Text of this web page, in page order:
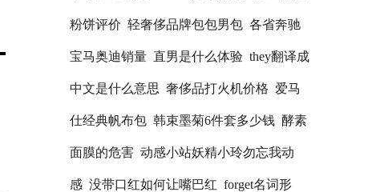
粉饼评价 轻奢侈品牌包包男包 各省奔驰
宝马奥迪销量 直男是什么体验 they翻译成
中文是什么意思 奢侈品打火机价格 爱马
仕经典帆布包 韩束墨菊6件套多少钱 酵素
面膜的危害 动感小站妖精小玲勿忘我动
感 没带口红如何让嘴巴红 forget名词形